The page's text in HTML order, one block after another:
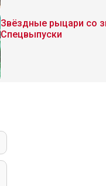
Звёздные рыцари со
Спецвыпуски